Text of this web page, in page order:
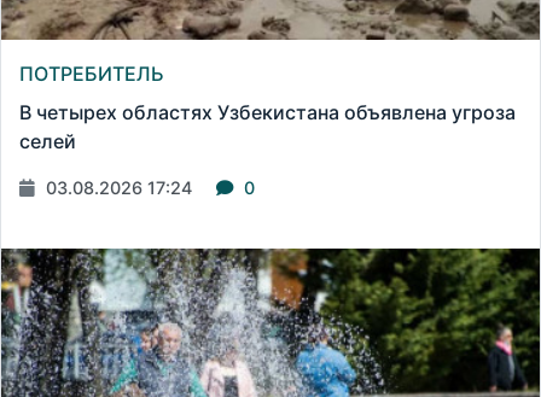
ПОТРЕБИТЕЛЬ
В четырех областях Узбекистана объявлена угроза
селей
03.08.2026 17:24 0